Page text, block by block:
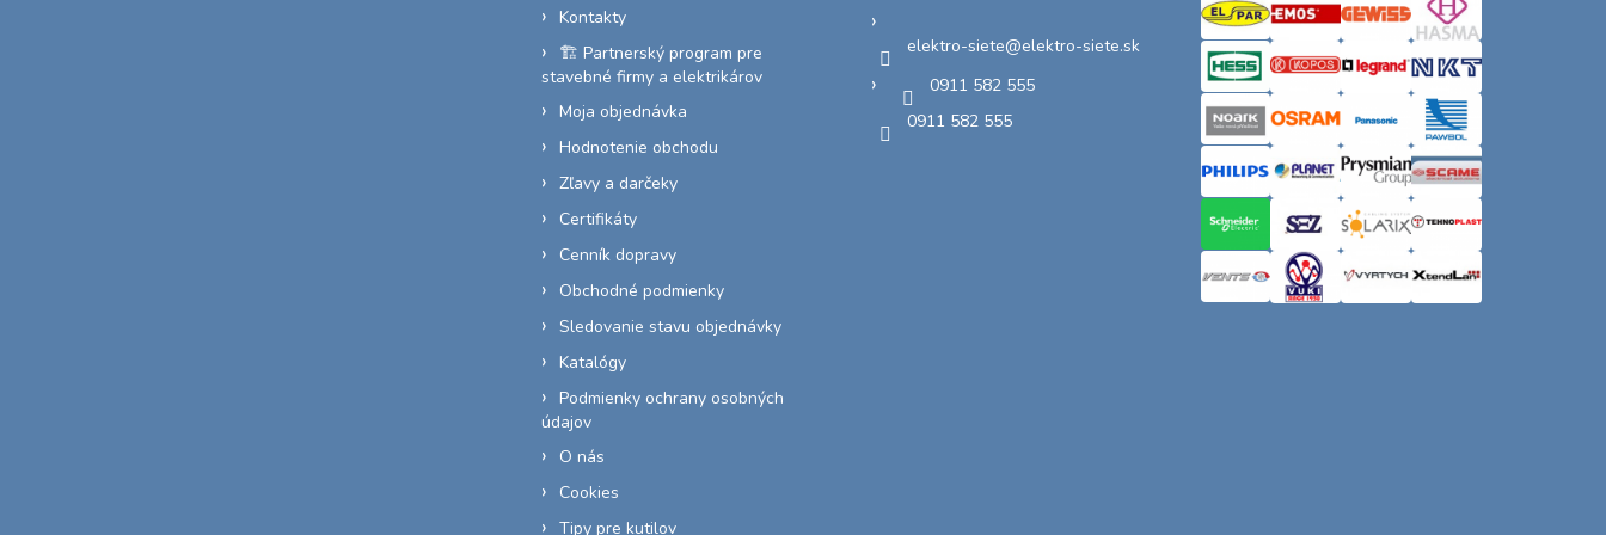
Kontakty
🏗️ Partnerský program pre
stavebné firmy a elektrikárov
Moja objednávka
Hodnotenie obchodu
Zľavy a darčeky
Certifikáty
Cenník dopravy
Obchodné podmienky
Sledovanie stavu objednávky
Katalógy
Podmienky ochrany osobných
údajov
O nás
Cookies
Tipy pre kutilov
elektro-siete@elektro-siete.sk
0911 582 555
0911 582 555